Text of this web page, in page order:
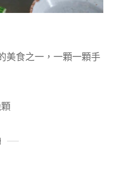
美食之一，一顆一顆手